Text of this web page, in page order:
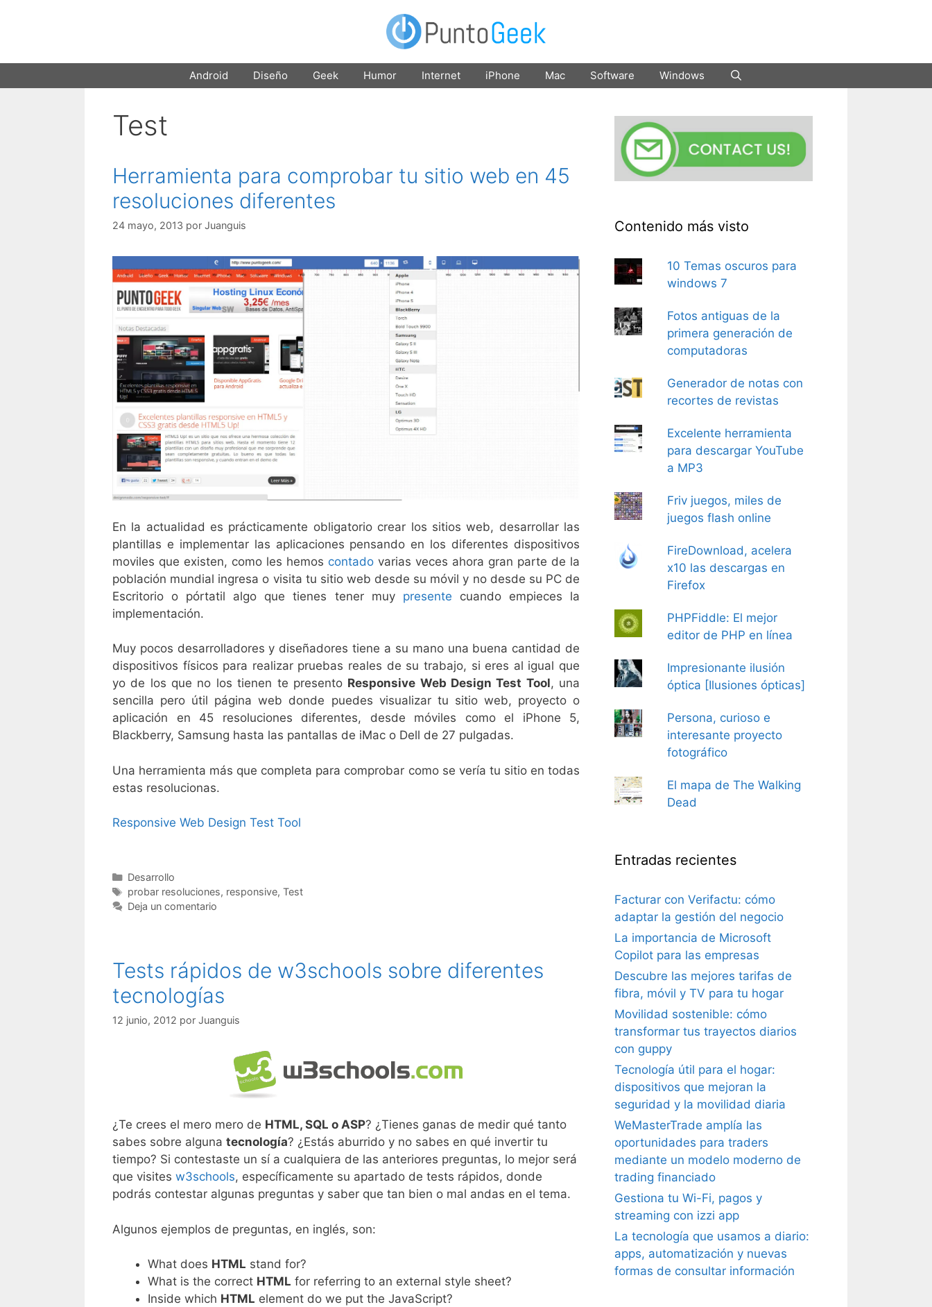
Android Diseño Geek Humor Internet iPhone Mac Software Windows
Test
Herramienta para comprobar tu sitio web en 45
resoluciones diferentes
24 mayo, 2013 por Juanguis
En la actualidad es prácticamente obligatorio crear los sitios web, desarrollar las
plantillas e implementar las aplicaciones pensando en los diferentes dispositivos
moviles que existen, como les hemos contado varias veces ahora gran parte de la
población mundial ingresa o visita tu sitio web desde su móvil y no desde su PC de
Escritorio o pórtatil algo que tienes tener muy presente cuando empieces la
implementación.
Muy pocos desarrolladores y diseñadores tiene a su mano una buena cantidad de
dispositivos físicos para realizar pruebas reales de su trabajo, si eres al igual que
yo de los que no los tienen te presento Responsive Web Design Test Tool, una
sencilla pero útil página web donde puedes visualizar tu sitio web, proyecto o
aplicación en 45 resoluciones diferentes, desde móviles como el iPhone 5,
Blackberry, Samsung hasta las pantallas de iMac o Dell de 27 pulgadas.
Una herramienta más que completa para comprobar como se vería tu sitio en todas
estas resolucionas.
Responsive Web Design Test Tool
Categorías
Desarrollo
Etiquetas
probar resoluciones, responsive, Test
Deja un comentario
Tests rápidos de w3schools sobre diferentes
tecnologías
12 junio, 2012 por Juanguis
¿Te crees el mero mero de HTML, SQL o ASP? ¿Tienes ganas de medir qué tanto
sabes sobre alguna tecnología? ¿Estás aburrido y no sabes en qué invertir tu
tiempo? Si contestaste un sí a cualquiera de las anteriores preguntas, lo mejor será
que visites w3schools, específicamente su apartado de tests rápidos, donde
podrás contestar algunas preguntas y saber que tan bien o mal andas en el tema.
Algunos ejemplos de preguntas, en inglés, son:
What does HTML stand for?
What is the correct HTML for referring to an external style sheet?
Inside which HTML element do we put the JavaScript?
Contenido más visto
10 Temas oscuros para
windows 7
Fotos antiguas de la
primera generación de
computadoras
Generador de notas con
recortes de revistas
Excelente herramienta
para descargar YouTube
a MP3
Friv juegos, miles de
juegos flash online
FireDownload, acelera
x10 las descargas en
Firefox
PHPFiddle: El mejor
editor de PHP en línea
Impresionante ilusión
óptica [Ilusiones ópticas]
Persona, curioso e
interesante proyecto
fotográfico
El mapa de The Walking
Dead
Entradas recientes
Facturar con Verifactu: cómo
adaptar la gestión del negocio
La importancia de Microsoft
Copilot para las empresas
Descubre las mejores tarifas de
fibra, móvil y TV para tu hogar
Movilidad sostenible: cómo
transformar tus trayectos diarios
con guppy
Tecnología útil para el hogar:
dispositivos que mejoran la
seguridad y la movilidad diaria
WeMasterTrade amplía las
oportunidades para traders
mediante un modelo moderno de
trading financiado
Gestiona tu Wi-Fi, pagos y
streaming con izzi app
La tecnología que usamos a diario:
apps, automatización y nuevas
formas de consultar información